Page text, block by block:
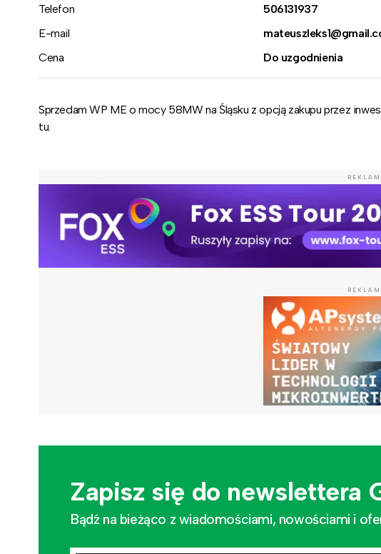
Telefon
506131937
E-mail
Cena
Do uzgodnienia
Sprzedam WP ME o mocy 58MW na Śląsku z opcją zakupu przez
tu.
Zapisz się do newslettera
Bądź na bieżąco z wiadomościami, nowościami i